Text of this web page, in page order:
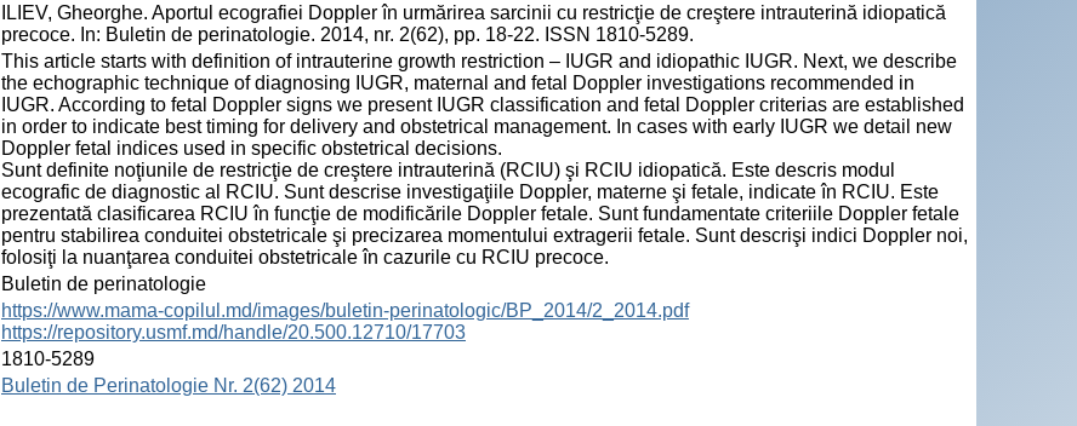
ILIEV, Gheorghe. Aportul ecografiei Doppler în urmărirea sarcinii cu restricţie de creştere intrauterină idiopatică
precoce. In: Buletin de perinatologie. 2014, nr. 2(62), pp. 18-22. ISSN 1810-5289.
This article starts with definition of intrauterine growth restriction – IUGR and idiopathic IUGR. Next, we describe
the echographic technique of diagnosing IUGR, maternal and fetal Doppler investigations recommended in
IUGR. According to fetal Doppler signs we present IUGR classification and fetal Doppler criterias are established
in order to indicate best timing for delivery and obstetrical management. In cases with early IUGR we detail new
Doppler fetal indices used in specific obstetrical decisions.
Sunt definite noţiunile de restricţie de creştere intrauterină (RCIU) şi RCIU idiopatică. Este descris modul
ecografic de diagnostic al RCIU. Sunt descrise investigaţiile Doppler, materne şi fetale, indicate în RCIU. Este
prezentată clasificarea RCIU în funcţie de modificările Doppler fetale. Sunt fundamentate criteriile Doppler fetale
pentru stabilirea conduitei obstetricale şi precizarea momentului extragerii fetale. Sunt descrişi indici Doppler noi,
folosiţi la nuanţarea conduitei obstetricale în cazurile cu RCIU precoce.
Buletin de perinatologie
https://www.mama-copilul.md/images/buletin-perinatologic/BP_2014/2_2014.pdf
https://repository.usmf.md/handle/20.500.12710/17703
1810-5289
Buletin de Perinatologie Nr. 2(62) 2014